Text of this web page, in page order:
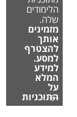
הלימודים
שלה.
מזמינים
אותך
להצטרף
למסע.
למידע
המלא
על
התוכניות